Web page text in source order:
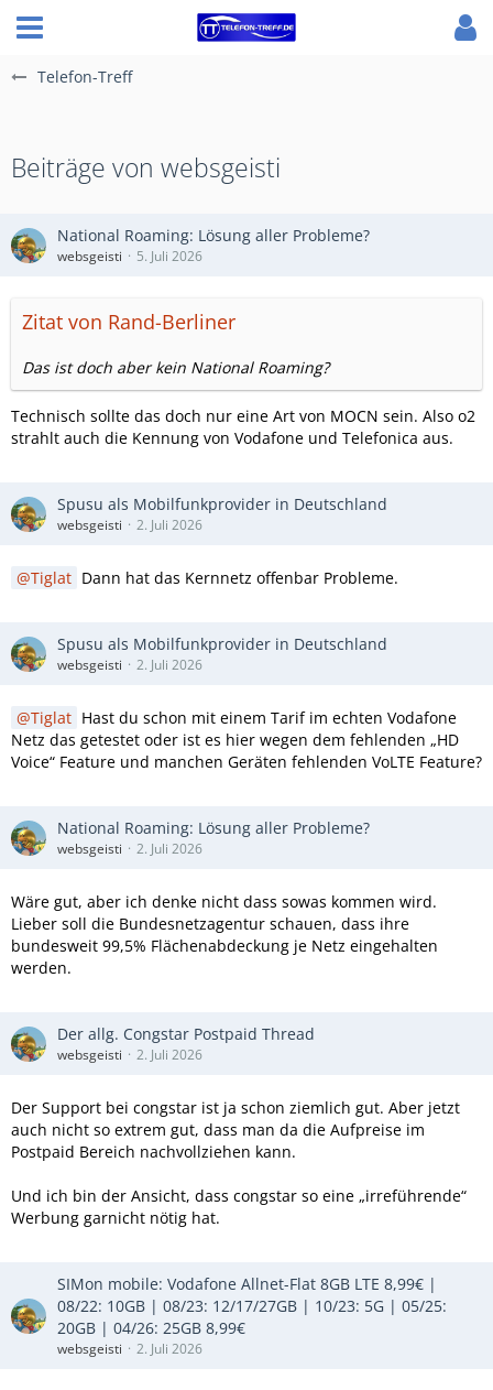
Telefon-Treff
Beiträge von websgeisti
National Roaming: Lösung aller Probleme?
websgeisti 5. Juli 2026
Zitat von Rand-Berliner
Das ist doch aber kein National Roaming?
Technisch sollte das doch nur eine Art von MOCN sein. Also o2
strahlt auch die Kennung von Vodafone und Telefonica aus.
Spusu als Mobilfunkprovider in Deutschland
websgeisti 2. Juli 2026
Tiglat Dann hat das Kernnetz offenbar Probleme.
Spusu als Mobilfunkprovider in Deutschland
websgeisti 2. Juli 2026
Tiglat Hast du schon mit einem Tarif im echten Vodafone
Netz das getestet oder ist es hier wegen dem fehlenden „HD
Voice“ Feature und manchen Geräten fehlenden VoLTE Feature?
National Roaming: Lösung aller Probleme?
websgeisti 2. Juli 2026
Wäre gut, aber ich denke nicht dass sowas kommen wird.
Lieber soll die Bundesnetzagentur schauen, dass ihre
bundesweit 99,5% Flächenabdeckung je Netz eingehalten
werden.
Der allg. Congstar Postpaid Thread
websgeisti 2. Juli 2026
Der Support bei congstar ist ja schon ziemlich gut. Aber jetzt
auch nicht so extrem gut, dass man da die Aufpreise im
Postpaid Bereich nachvollziehen kann.
Und ich bin der Ansicht, dass congstar so eine „irreführende“
Werbung garnicht nötig hat.
SIMon mobile: Vodafone Allnet-Flat 8GB LTE 8,99€ |
08/22: 10GB | 08/23: 12/17/27GB | 10/23: 5G | 05/25:
20GB | 04/26: 25GB 8,99€
websgeisti 2. Juli 2026